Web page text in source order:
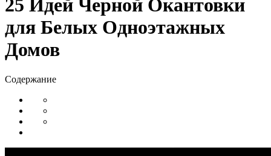
25 Идей Черной Окантовки
для Белых Одноэтажных
Домов
Содержание